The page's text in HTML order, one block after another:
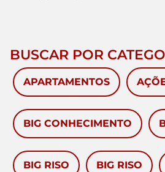
BUSCAR POR
APARTAMENTOS
BIG CONHECIMENTO
BIG RISO BIG RISO